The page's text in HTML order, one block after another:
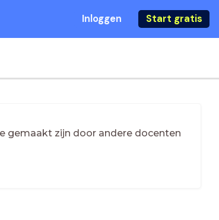
Inloggen Start gratis
gemaakt zijn door andere docenten